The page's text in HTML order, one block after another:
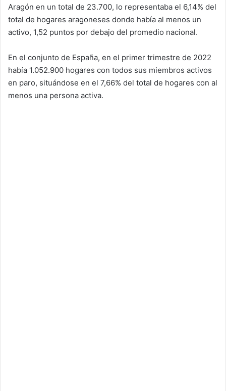
Aragón en un total de 23.700, lo representaba el 6,14% del
total de hogares aragoneses donde había al menos un
activo, 1,52 puntos por debajo del promedio nacional.
En el conjunto de España, en el primer trimestre de 2022
había 1.052.900 hogares con todos sus miembros activos
en paro, situándose en el 7,66% del total de hogares con al
menos una persona activa.